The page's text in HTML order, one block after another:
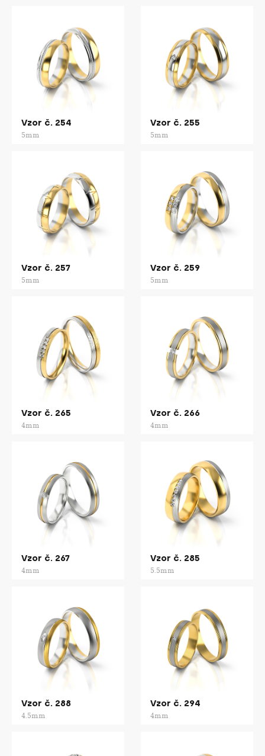
Vzor č. 254
5mm
Vzor č. 255
5mm
Vzor č. 257
5mm
Vzor č. 259
5mm
Vzor č. 265
4mm
Vzor č. 266
4mm
Vzor č. 267
4mm
Vzor č. 285
5.5mm
Vzor č. 288
4.5mm
Vzor č. 294
4mm